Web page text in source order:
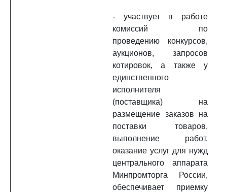
- участвует в работе
комиссий по
проведению конкурсов,
аукционов, запросов
котировок, а также у
единственного
исполнителя
(поставщика) на
размещение заказов на
поставки товаров,
выполнение работ,
оказание услуг для нужд
центрального аппарата
Минпромторга России,
обеспечивает приемку